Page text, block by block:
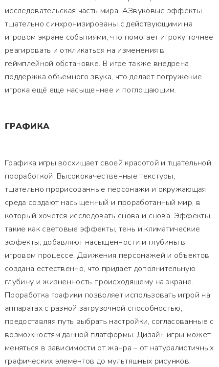
исследовательская часть мира. АЗвуковые эффекты
тщательно синхронизированы с действующими на
игровом экране событиями, что помогает игроку точнее
реагировать и откликаться на изменения в
геймплейной обстановке. В игре также внедрена
поддержка объемного звука, что делает погружение
игрока ещё еще насыщеннее и поглощающим.
ГРАФИКА
Графика игры восхищает своей красотой и тщательной
проработкой. Высококачественные текстуры,
тщательно прорисованные персонажи и окружающая
среда создают насыщенный и проработанный мир, в
который хочется исследовать снова и снова. Эффекты,
такие как световые эффекты, тень и климатические
эффекты, добавляют насыщенности и глубины в
игровом процессе. Движения персонажей и объектов
создана естественно, что придаёт дополнительную
глубину и жизненность происходящему на экране.
Проработка графики позволяет использовать игрой на
аппаратах с разной загрузочной способностью,
предоставляя путь выбрать настройки, согласованные с
возможностям данной платформы. Дизайн игры может
меняться в зависимости от жанра – от натуралистичных
графических элементов до мультяшных рисунков,